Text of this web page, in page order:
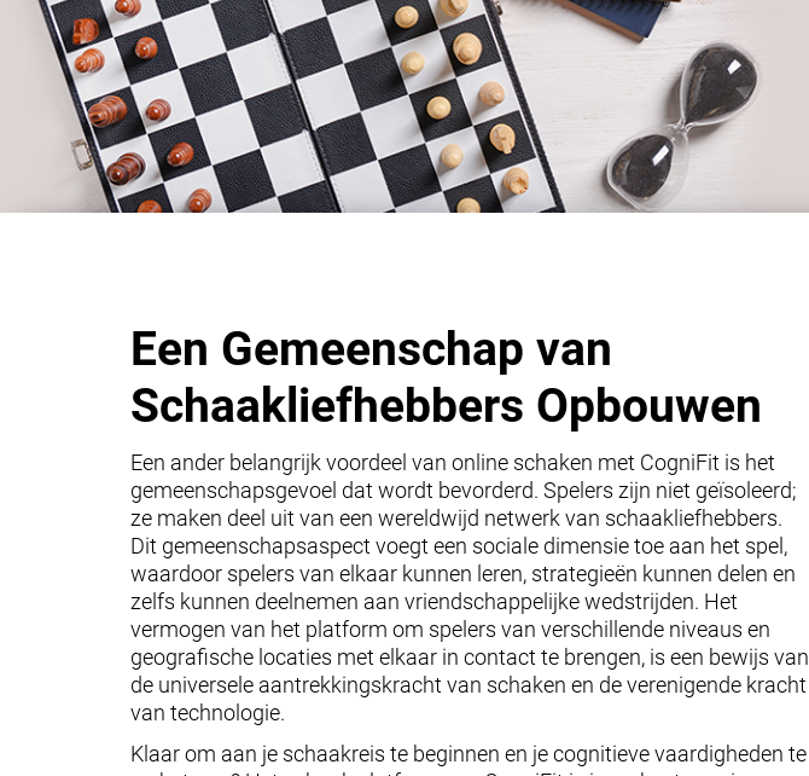
Een Gemeenschap van
Schaakliefhebbers Opbouwen
Een ander belangrijk voordeel van online schaken met CogniFit is het
gemeenschapsgevoel dat wordt bevorderd. Spelers zijn niet geïsoleerd;
ze maken deel uit van een wereldwijd netwerk van schaakliefhebbers.
Dit gemeenschapsaspect voegt een sociale dimensie toe aan het spel,
waardoor spelers van elkaar kunnen leren, strategieën kunnen delen en
zelfs kunnen deelnemen aan vriendschappelijke wedstrijden. Het
vermogen van het platform om spelers van verschillende niveaus en
geografische locaties met elkaar in contact te brengen, is een bewijs van
de universele aantrekkingskracht van schaken en de verenigende kracht
van technologie.
Klaar om aan je schaakreis te beginnen en je cognitieve vaardigheden te